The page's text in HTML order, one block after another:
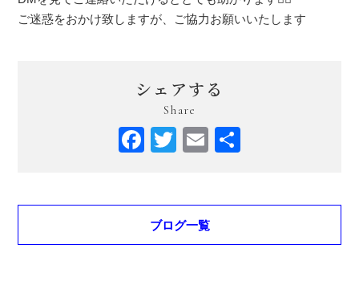
ご迷惑をおかけ致しますが、ご協力お願いいたします
シェアする
Share
Facebook
TwitterEmail
ブログ一覧